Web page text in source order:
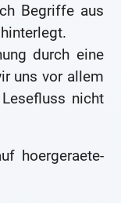
Begriffe aus
durch eine
uns vor allem
nicht
hoergeraete-